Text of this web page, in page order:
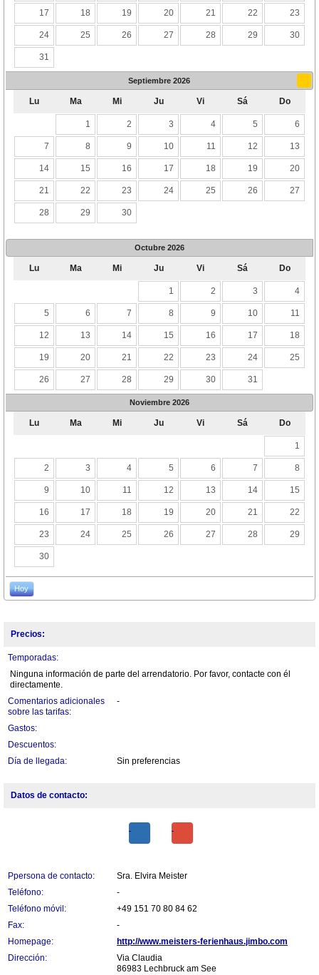
17 18 19 20 21 22 23
24 25 26 27 28 29 30
31
Septiembre 2026
Lu Ma Mi Ju Vi Sá Do
1 2 3 4 5 6
7 8 9 10 11 12 13
14 15 16 17 18 19 20
21 22 23 24 25 26 27
28 29 30
Octubre 2026
Lu Ma Mi Ju Vi Sá Do
1 2 3 4
5 6 7 8 9 10 11
12 13 14 15 16 17 18
19 20 21 22 23 24 25
26 27 28 29 30 31
Noviembre 2026
Lu Ma Mi Ju Vi Sá Do
1
2 3 4 5 6 7 8
9 10 11 12 13 14 15
16 17 18 19 20 21 22
23 24 25 26 27 28 29
30
Hoy
Precios:
Temporadas:
Ninguna información de parte del arrendatorio. Por favor, contacte con él
directamente.
Comentarios adicionales
sobre las tarifas:
-
Gastos:
Descuentos:
Día de llegada:
Sin preferencias
Datos de contacto:
Ppersona de contacto:
Sra. Elvira Meister
Teléfono:
-
Teléfono móvil:
+49 151 70 80 84 62
Fax:
-
Homepage:
http://www.meisters-ferienhaus.jimbo.com
Dirección:
Via Claudia
86983 Lechbruck am See